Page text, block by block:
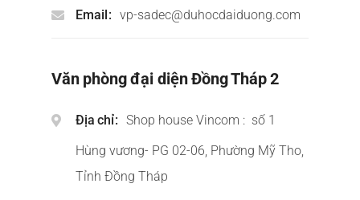
Email vp-sadec@duhocdaiduong.com
Văn phòng đại diện Đồng Tháp 2
Địa chỉ
Shop house Vincom : số 1
Hùng vương- PG 02-06, Phường Mỹ Tho,
Tỉnh Đồng Tháp